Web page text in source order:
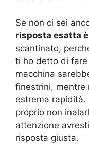
Se non ci sei
risposta esatta
scantinato,
ti ho detto di
macchina
finestrini, mentre
estrema rapidità.
proprio non
attenzione
risposta giusta.